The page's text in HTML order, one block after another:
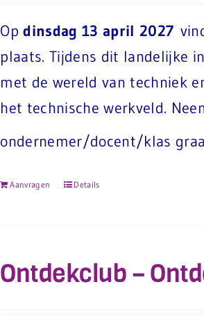
Opdinsdag 13 april 2027
plaats. Tijdens dit landelijke
met de wereld van techniek
het technische werkveld.
ondernemer/docent/klas
Aanvragen Details
Ontdekclub –